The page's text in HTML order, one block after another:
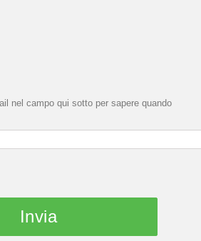
nel campo qui sotto per sapere quando
Invia